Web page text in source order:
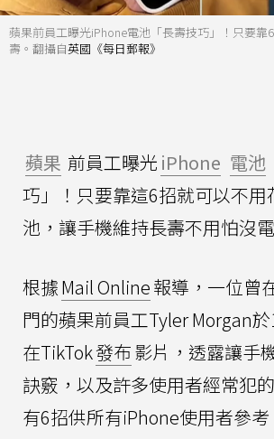
蘋果前員工曝光iPhone電池「長壽技巧」！只要靠
壽。翻攝自英國《每日郵報》
蘋果 前員工曝光 iPhone 電池
巧」！只要靠這6招就可以不用
池，讓手機維持長壽不用怕沒電
根據Mail Online報導，一位曾
門的蘋果前員工Tyler Morgan
在TikTok發布影片，透露讓手
訣竅，以及許多使用者經常犯
有6招供所有iPhone使用者參考